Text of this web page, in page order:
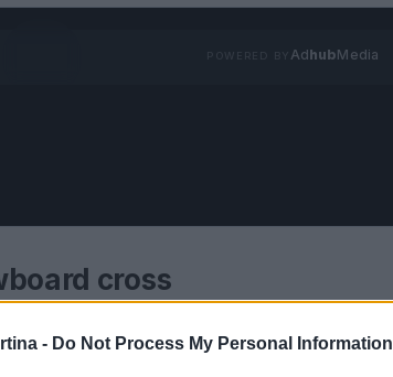
- Do Not Process My Personal Information
AdhubMedia
cross
di acrobazie straordinarie, salti da
cross è una disciplina che unisce la